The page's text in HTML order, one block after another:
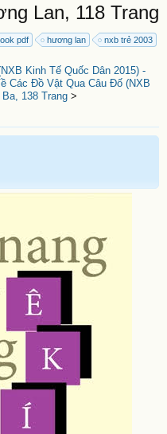
Lan, 118 Trang
pdf hương lan nxb trẻ 2003
Kinh Tế Quốc Dân 2015) -
Các Đồ Vật Qua Câu Đố (NXB
138 Trang >